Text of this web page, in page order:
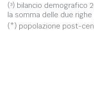
(³) bilancio demografico
la somma delle due
(*) popolazione post-